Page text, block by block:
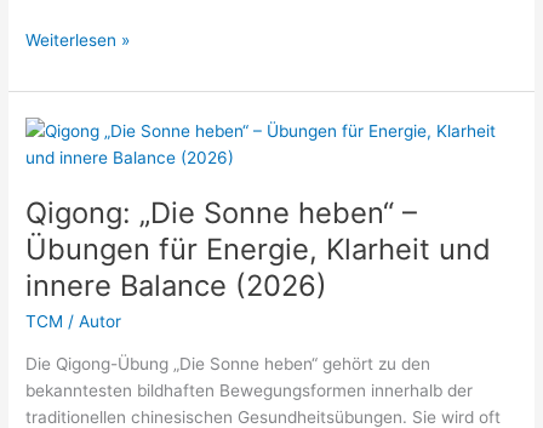
Qigong
&
Erfahrungen:
Lohnt
das
wirklich
2026?
Weiterlesen »
Qigong: „Die Sonne heben“ –
Übungen für Energie, Klarheit und
innere Balance (2026)
TCM /Autor
Die Qigong-Übung „Die Sonne heben“ gehört zu den
bekanntesten bildhaften Bewegungsformen innerhalb der
traditionellen chinesischen Gesundheitsübungen. Sie wird oft